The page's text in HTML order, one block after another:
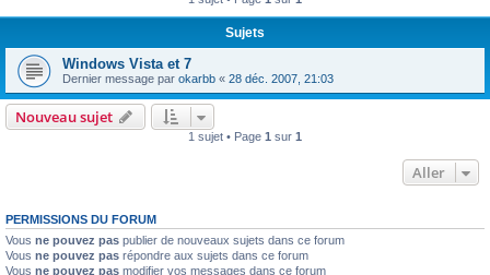
Sujets
Windows Vista et 7
Dernier message par okarbb « 28 déc. 2007, 21:03
Nouveau sujet
1 sujet • Page 1 sur 1
Aller
PERMISSIONS DU FORUM
Vous ne pouvez pas publier de nouveaux sujets dans ce forum
Vous ne pouvez pas répondre aux sujets dans ce forum
Vous ne pouvez pas modifier vos messages dans ce forum